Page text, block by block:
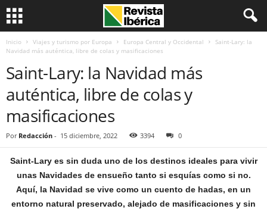
Inicio Viajes y turismo por Europa Europa Central y Occidental
Saint-Lary: la
Navidad más auténtica, libre de colas y masificaciones
Saint-Lary: la Navidad más
auténtica, libre de colas y
masificaciones
Por Redacción - 15 diciembre, 2022 3394 0
Saint-Lary es sin duda uno de los destinos ideales para vivir
unas Navidades de ensueño tanto si esquías como si no.
Aquí, la Navidad se vive como un cuento de hadas, en un
entorno natural preservado, alejado de masificaciones y sin